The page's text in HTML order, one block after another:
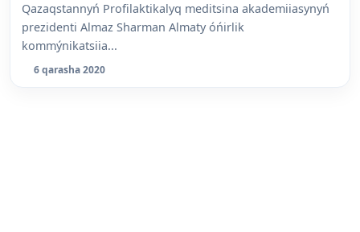
Qazaqstannyń Profilaktikalyq meditsina akademiiasynyń
prezidenti Almaz Sharman Almaty óńirlik
kommýnikatsiia...
6 qarasha 2020